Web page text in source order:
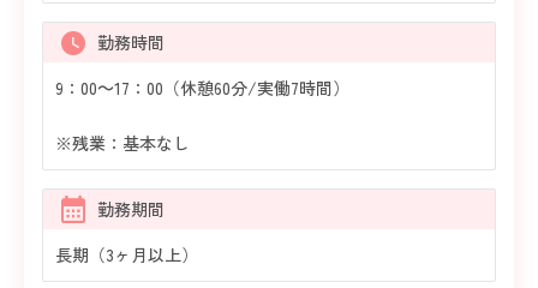
勤務時間
9：00～17：00（休憩60分/実働7時間）
※残業：基本なし
勤務期間
長期（3ヶ月以上）